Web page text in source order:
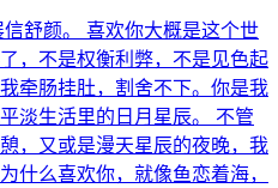
舒颜。 喜欢你大概是这个世
，不是权衡利弊，不是见色起
牵肠挂肚，割舍不下。你是我
淡生活里的日月星辰。 不管
，又或是漫天星辰的夜晚，我
什么喜欢你，就像鱼恋着海，